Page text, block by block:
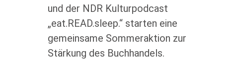
und der NDR Kulturpodcast
„eat.READ.sleep.“ starten eine
gemeinsame Sommeraktion zur
Stärkung des Buchhandels.